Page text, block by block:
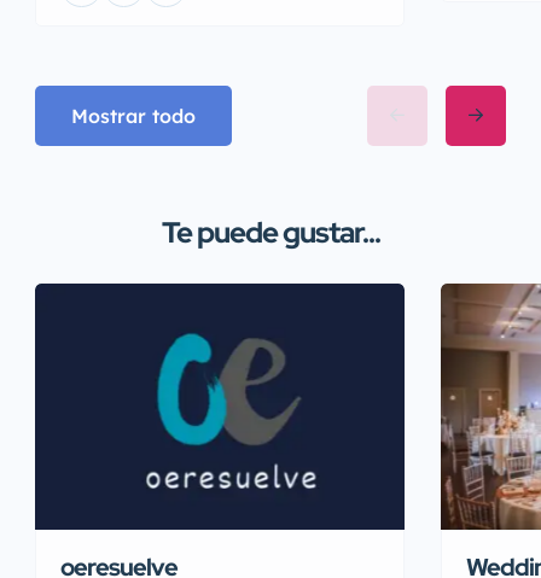
Mostrar todo
Te puede gustar...
oeresuelve